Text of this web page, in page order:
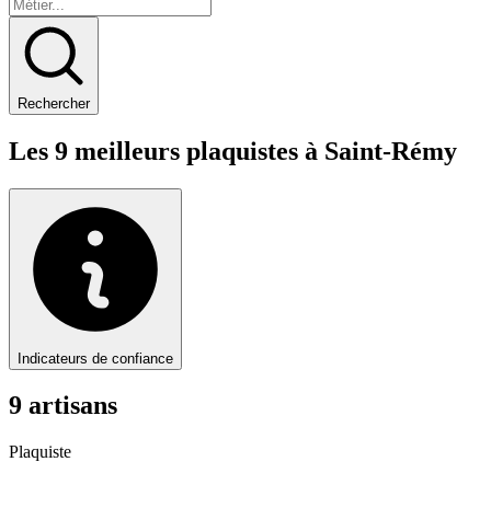
Rechercher
Les 9 meilleurs plaquistes à Saint-Rémy
Indicateurs de confiance
9 artisans
Plaquiste